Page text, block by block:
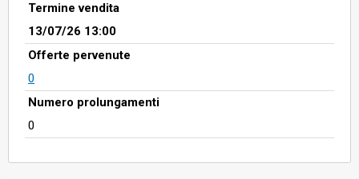
Termine vendita
13/07/26 13:00
Offerte pervenute
0
Numero prolungamenti
0